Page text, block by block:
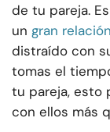
de tu pareja.
un gran relación
distraído con
tomas el
tu pareja, esto
con ellos más